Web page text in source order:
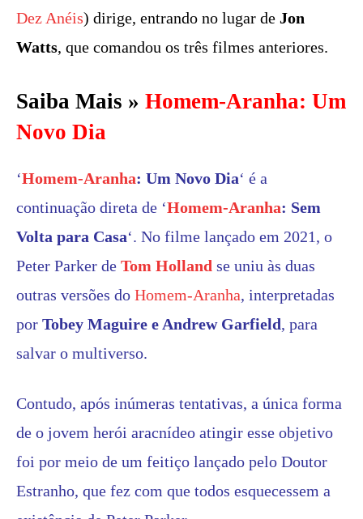
Dez Anéis) dirige, entrando no lugar de Jon
Watts, que comandou os três filmes anteriores.
Saiba Mais » Homem-Aranha: Um
Novo Dia
‘Homem-Aranha: Um Novo Dia‘ é a
continuação direta de ‘Homem-Aranha: Sem
Volta para Casa‘. No filme lançado em 2021, o
Peter Parker de Tom Holland se uniu às duas
outras versões do Homem-Aranha, interpretadas
por Tobey Maguire e Andrew Garfield, para
salvar o multiverso.
Contudo, após inúmeras tentativas, a única forma
de o jovem herói aracnídeo atingir esse objetivo
foi por meio de um feitiço lançado pelo Doutor
Estranho, que fez com que todos esquecessem a